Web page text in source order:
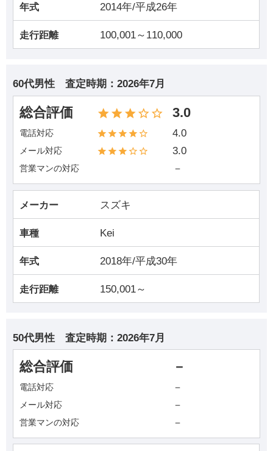
年式 2014年/平成26年
走行距離 100,001～110,000
60代男性 査定時期： 2026年7月
総合評価 3.0
電話対応 4.0
メール対応 3.0
営業マンの対応 －
メーカー スズキ
車種 Kei
年式 2018年/平成30年
走行距離 150,001～
50代男性 査定時期： 2026年7月
総合評価 －
電話対応 －
メール対応 －
営業マンの対応 －